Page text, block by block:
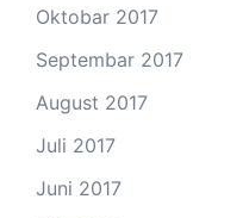
Oktobar 2017
Septembar 2017
August 2017
Juli 2017
Juni 2017